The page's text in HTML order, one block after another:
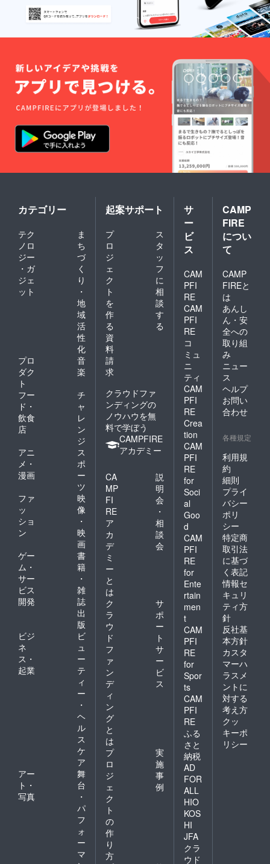
カテゴリー
テク
ノロ
ジー
・ガ
ジェ
ット
ま
ち
づ
く
り
・
地
域
活
性
化
プロ
ダク
ト
音
楽
フー
ド・
飲食
店
チ
ャ
レ
ン
ジ
アニ
メ・
漫画
ス
ポ
ー
ツ
ファ
ッ
ショ
ン
映
像
・
映
画
ゲー
ム・
サー
ビス
開発
書
籍
・
雑
誌
出
版
ビジ
ネ
ス・
起業
ビ
ュ
ー
テ
ィ
ー
・
ヘ
ル
ス
ケ
ア
アー
ト・
写真
舞
台
・
パ
フ
ォ
ー
マ
起案サポート
プ
ロ
ジ
ェ
ク
ト
を
作
る
ス
タ
ッ
フ
に
相
談
す
る
資
料
請
求
クラウドファ
ンディングの
ノウハウを無
料で学ぼう
CAMPFIRE
アカデミー
CA
MP
FI
RE
ア
カ
デ
ミ
ー
と
は
説
明
会
・
相
談
会
ク
ラ
ウ
ド
フ
ァ
ン
デ
ィ
ン
グ
と
は
サ
ポ
ー
ト
サ
ー
ビ
ス
プ
ロ
ジ
ェ
ク
ト
の
作
り
方
実
施
事
例
サ
ー
ビ
ス
CAM
PFI
RE
CAM
PFI
RE
コ
ミュ
ニ
ティ
CAM
PFI
RE
Crea
tion
CAM
PFI
RE
for
Soci
al
Goo
d
CAM
PFI
RE
for
Ente
rtain
men
t
CAM
PFI
RE
for
Spor
ts
CAM
PFI
RE
ふる
さと
納税
AD
FOR
ALL
HIO
KOS
HI
JFA
クラ
ウド
CAMP
FIRE
につい
て
CAMP
FIREと
は
あんし
ん・安
全への
取り組
み
ニュー
ス
ヘルプ
お問い
合わせ
各種規定
利用規
約
細則
プライ
バシー
ポリ
シー
特定商
取引法
に基づ
く表記
情報セ
キュリ
ティ方
針
反社基
本方針
カスタ
マーハ
ラスメ
ントに
対する
考え方
クッ
キーポ
リシー